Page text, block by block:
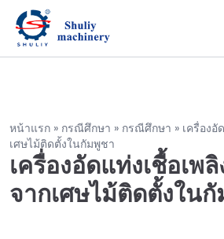
หน้าแรก » กรณีศึกษา » กรณีศึกษา » เครื่องอั
เศษไม้ติดตั้งในกัมพูชา
เครื่องอัดแท่งเชื้อเพ
จากเศษไม้ติดตั้งใน